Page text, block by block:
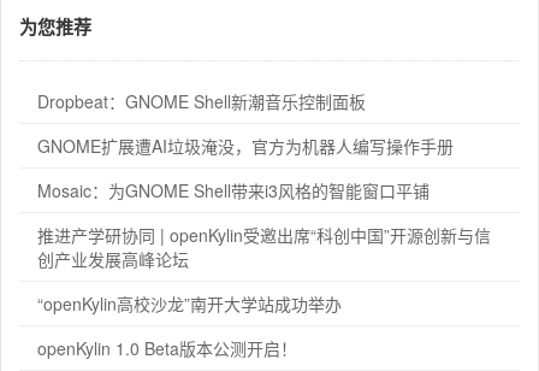
为您推荐
Dropbeat：GNOME Shell新潮音乐控制面板
GNOME扩展遭AI垃圾淹没，官方为机器人编写操作手册
Mosaic：为GNOME Shell带来i3风格的智能窗口平铺
推进产学研协同 | openKylin受邀出席“科创中国”开源创新与信
创产业发展高峰论坛
“openKylin高校沙龙”南开大学站成功举办
openKylin 1.0 Beta版本公测开启！